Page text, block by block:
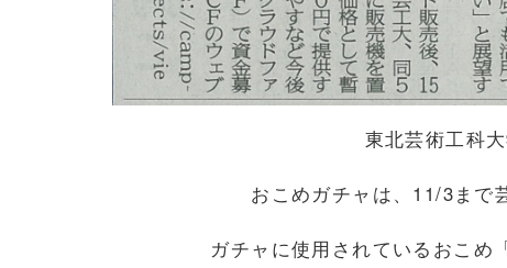
東北芸術工科
おこめガチャは、11/3まで
ガチャに使用されているおこめ